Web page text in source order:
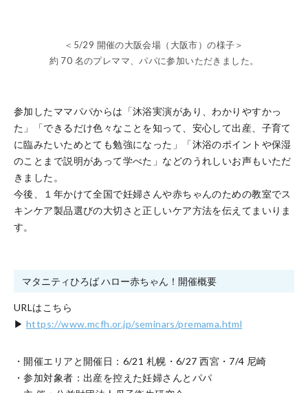
＜5/29 開催の大阪会場（大阪市）の様子＞
約 70 名のプレママ、パパに参加いただきました。
参加したママパパからは「沐浴実演があり、わかりやすかっ
た」「できるだけ色々なことを知って、安心して出産、子育て
に臨みたいためとても勉強になった」「沐浴のポイントや保湿
のことまで説明があって学べた」などのうれしいお声もいただ
きました。
今後、１年かけて全国で妊婦さんや赤ちゃんのための教室でス
キンケア製品選びの大切さと正しいケア方法を伝えてまいりま
す。
マタニティひろば ハロー赤ちゃん！開催概要
URLはこちら
▶ https://www.mcfh.or.jp/seminars/premama.html
・開催エリアと開催日：6/21 札幌・6/27 西宮・7/4 尼崎
・参加対象者：出産を控えた妊婦さんとパパ